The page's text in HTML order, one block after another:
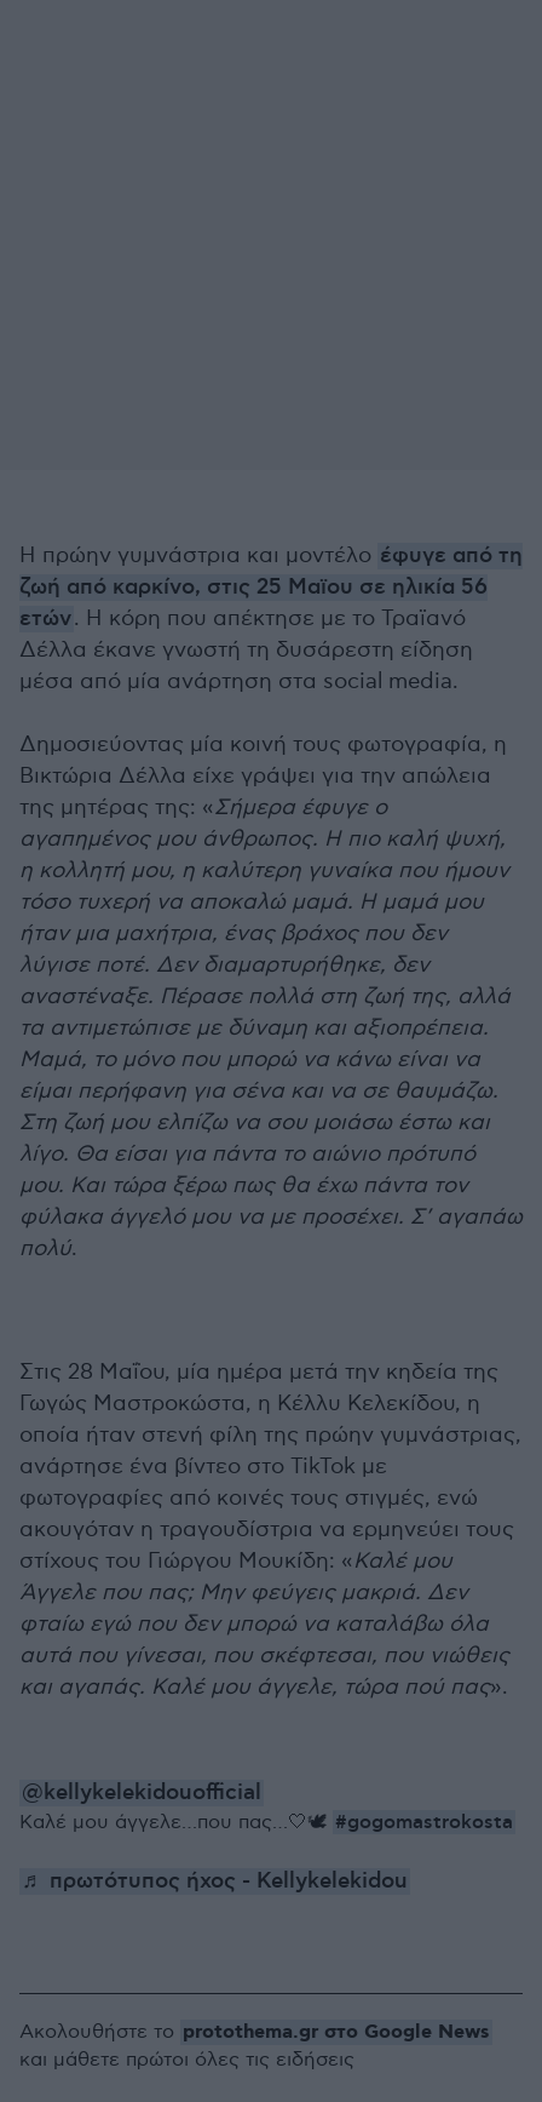
Η πρώην γυμνάστρια και μοντέλο έφυγε από τη
ζωή από καρκίνο, στις 25 Μαϊου σε ηλικία 56
ετών. Η κόρη που απέκτησε με το Τραϊανό
Δέλλα έκανε γνωστή τη δυσάρεστη είδηση
μέσα από μία ανάρτηση στα social media.
Δημοσιεύοντας μία κοινή τους φωτογραφία, η
Βικτώρια Δέλλα είχε γράψει για την απώλεια
της μητέρας της: «Σήμερα έφυγε ο
αγαπημένος μου άνθρωπος. Η πιο καλή ψυχή,
η κολλητή μου, η καλύτερη γυναίκα που ήμουν
τόσο τυχερή να αποκαλώ μαμά. Η μαμά μου
ήταν μια μαχήτρια, ένας βράχος που δεν
λύγισε ποτέ. Δεν διαμαρτυρήθηκε, δεν
αναστέναξε. Πέρασε πολλά στη ζωή της, αλλά
τα αντιμετώπισε με δύναμη και αξιοπρέπεια.
Μαμά, το μόνο που μπορώ να κάνω είναι να
είμαι περήφανη για σένα και να σε θαυμάζω.
Στη ζωή μου ελπίζω να σου μοιάσω έστω και
λίγο. Θα είσαι για πάντα το αιώνιο πρότυπό
μου. Και τώρα ξέρω πως θα έχω πάντα τον
φύλακα άγγελό μου να με προσέχει. Σ’ αγαπάω
πολύ.
Στις 28 Μαΐου, μία ημέρα μετά την κηδεία της
Γωγώς Μαστροκώστα, η Κέλλυ Κελεκίδου, η
οποία ήταν στενή φίλη της πρώην γυμνάστριας,
ανάρτησε ένα βίντεο στο TikTok με
φωτογραφίες από κοινές τους στιγμές, ενώ
ακουγόταν η τραγουδίστρια να ερμηνεύει τους
στίχους του Γιώργου Μουκίδη: «Καλέ μου
Άγγελε που πας; Μην φεύγεις μακριά. Δεν
φταίω εγώ που δεν μπορώ να καταλάβω όλα
αυτά που γίνεσαι, που σκέφτεσαι, που νιώθεις
και αγαπάς. Καλέ μου άγγελε, τώρα πού πας».
@kellykelekidouofficial
Καλέ μου άγγελε…που πας…🤍🕊️ #gogomastrokosta
♬ πρωτότυπος ήχος - Kellykelekidou
Ακολουθήστε το protothema.gr στο Google News
και μάθετε πρώτοι όλες τις ειδήσεις